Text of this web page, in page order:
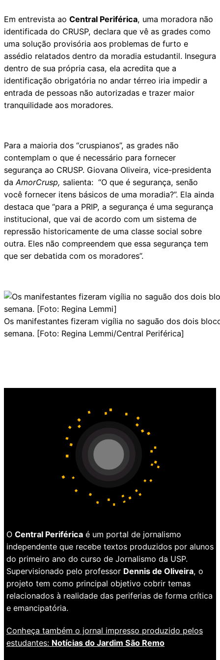
Em entrevista ao Central Periférica, uma moradora não
identificada do CRUSP, declara que vê as grades como
uma solução provisória aos problemas de furto e
assédio relatados dentro da moradia estudantil. Insegura
dentro de sua própria casa, ela acredita que a
identificação obrigatória no andar térreo iria impedir a
entrada de pessoas não autorizadas e trazer maior
tranquilidade aos moradores.
Para a maioria dos “cruspianos”, as grades não
contemplam o que é necessário para fornecer
segurança ao CRUSP. Giovana Oliveira, vice-presidenta
daAmorCrusp, salienta: “O que é segurança, senão
você fornecer itens básicos de uma moradia?”. Ela ainda
destaca que “para a PRIP, a segurança é uma segurança
institucional, que vai de acordo com um sistema de
repressão historicamente de uma classe social sobre
outra. Eles não compreendem que essa segurança tem
que ser debatida com os moradores”.
Os manifestantes fizeram vigília no saguão dos dois
semana. [Foto: Regina Lemmi/Central Periférica]
O Central Periférica é um portal de jornalismo
independente que recebe textos produzidos por alunos
do primeiro ano do curso de Jornalismo da USP.
Supervisionado pelo professor Dennis de Oliveira, o
projeto tem como principal objetivo cobrir temas
relacionados à realidade das periferias de forma crítica
e emancipatória.
Conheça também o jornal impresso produzido pelos
estudantes: Notícias do Jardim São Remo